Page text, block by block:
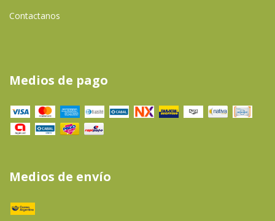
Contactanos
Medios de pago
Medios de envío